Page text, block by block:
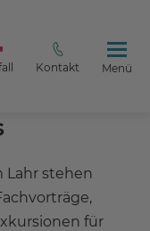
Kontakt Menü
Lahr stehen
für